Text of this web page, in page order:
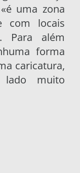
uma zona
com locais
Para além
forma
caricatura,
muito